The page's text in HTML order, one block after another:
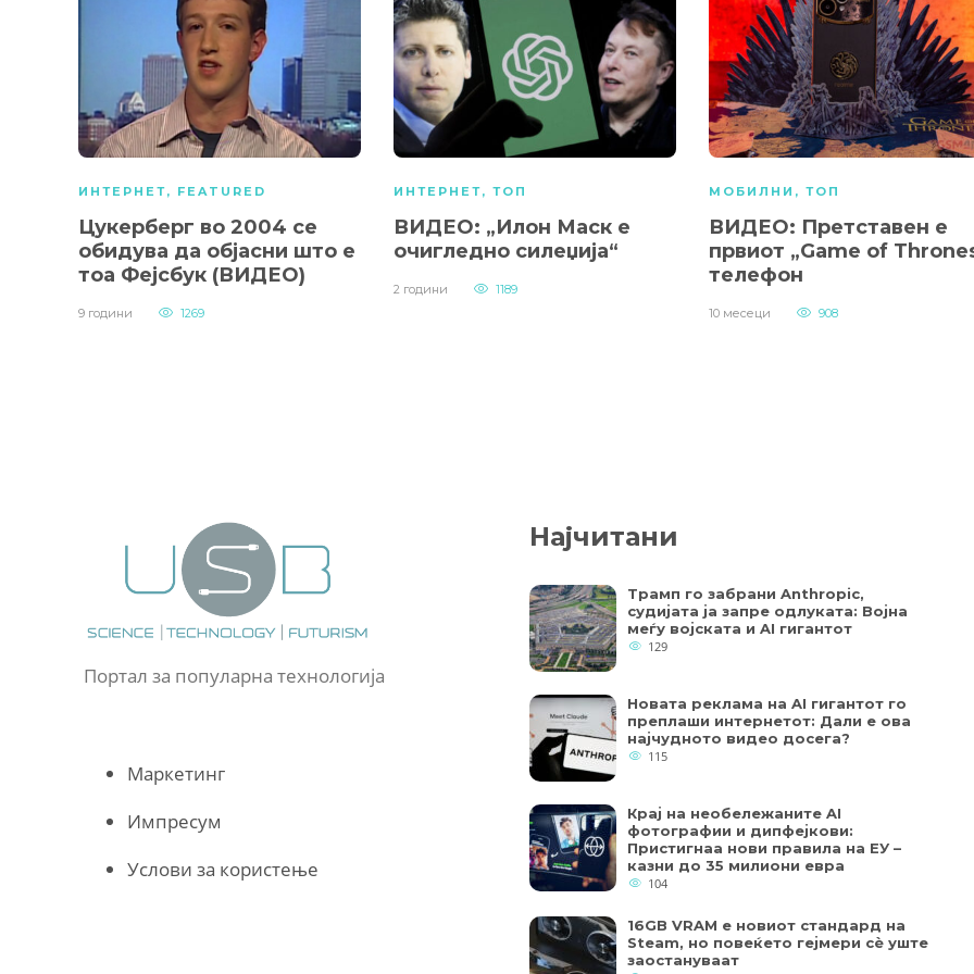
ИНТЕРНЕТ, FEATURED
Цукерберг во 2004 се
обидува да објасни што е
тоа Фејсбук (ВИДЕО)
9 години 1269
ИНТЕРНЕТ, ТОП
ВИДЕО: „Илон Маск е
очигледно силеџија“
2 години 1189
МОБИЛНИ , ТОП
ВИДЕО: Претставен е
првиот „Game of
телефон
10 месеци 908
Портал за популарна технологија
Маркетинг
Импресум
Услови за користење
Најчитани
Трамп го забрани Anthropic,
судијата ја запре одлуката: Војна
меѓу војската и AI гигантот
129
Новата реклама на AI гигантот го
преплаши интернетот: Дали е ова
најчудното видео досега?
115
Крај на необележаните AI
фотографии и дипфејкови:
Пристигнаа нови правила на ЕУ –
казни до 35 милиони евра
104
16GB VRAM е новиот стандард на
Steam, но повеќето гејмери ​​сè уште
заостануваат